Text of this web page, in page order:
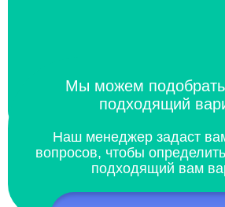
Мы можем
подходящий
Наш менеджер задаст
вопросов, чтобы
подходящий вам